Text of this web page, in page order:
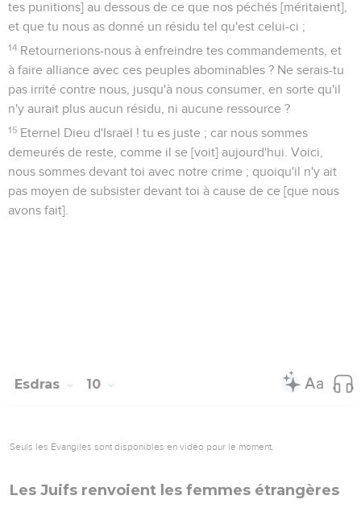
tes punitions] au dessous de ce que nos péchés [méritaient],
et que tu nous as donné un résidu tel qu'est celui-ci ;
14 Retournerions-nous à enfreindre tes commandements, et
à faire alliance avec ces peuples abominables ? Ne serais-tu
pas irrité contre nous, jusqu'à nous consumer, en sorte qu'il
n'y aurait plus aucun résidu, ni aucune ressource ?
15 Eternel Dieu d'Israël ! tu es juste ; car nous sommes
demeurés de reste, comme il se [voit] aujourd'hui. Voici,
nous sommes devant toi avec notre crime ; quoiqu'il n'y ait
pas moyen de subsister devant toi à cause de ce [que nous
avons fait].
Esdras 10
Seuls les Évangiles sont disponibles en vidéo pour le moment.
Les Juifs renvoient les femmes étrangères